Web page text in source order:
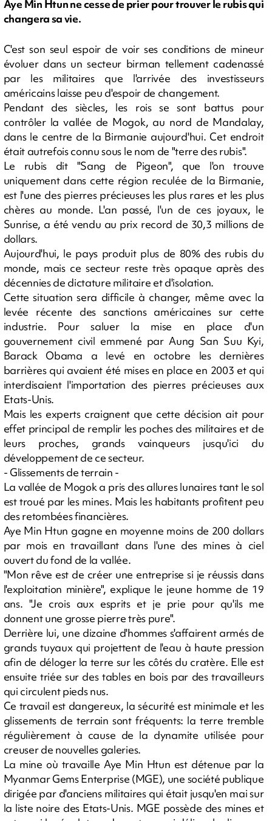
Aye Min Htun ne cesse de prier pour trouver le rubis qui
changera sa vie.
C'est son seul espoir de voir ses conditions de mineur
évoluer dans un secteur birman tellement cadenassé
par les militaires que l'arrivée des investisseurs
américains laisse peu d'espoir de changement.
Pendant des siècles, les rois se sont battus pour
contrôler la vallée de Mogok, au nord de Mandalay,
dans le centre de la Birmanie aujourd'hui. Cet endroit
était autrefois connu sous le nom de "terre des rubis".
Le rubis dit "Sang de Pigeon", que l'on trouve
uniquement dans cette région reculée de la Birmanie,
est l'une des pierres précieuses les plus rares et les plus
chères au monde. L'an passé, l'un de ces joyaux, le
Sunrise, a été vendu au prix record de 30,3 millions de
dollars.
Aujourd'hui, le pays produit plus de 80% des rubis du
monde, mais ce secteur reste très opaque après des
décennies de dictature militaire et d'isolation.
Cette situation sera difficile à changer, même avec la
levée récente des sanctions américaines sur cette
industrie. Pour saluer la mise en place d'un
gouvernement civil emmené par Aung San Suu Kyi,
Barack Obama a levé en octobre les dernières
barrières qui avaient été mises en place en 2003 et qui
interdisaient l'importation des pierres précieuses aux
Etats-Unis.
Mais les experts craignent que cette décision ait pour
effet principal de remplir les poches des militaires et de
leurs proches, grands vainqueurs jusqu'ici du
développement de ce secteur.
- Glissements de terrain -
La vallée de Mogok a pris des allures lunaires tant le sol
est troué par les mines. Mais les habitants profitent peu
des retombées financières.
Aye Min Htun gagne en moyenne moins de 200 dollars
par mois en travaillant dans l'une des mines à ciel
ouvert du fond de la vallée.
"Mon rêve est de créer une entreprise si je réussis dans
l'exploitation minière", explique le jeune homme de 19
ans. "Je crois aux esprits et je prie pour qu'ils me
donnent une grosse pierre très pure".
Derrière lui, une dizaine d'hommes s'affairent armés de
grands tuyaux qui projettent de l'eau à haute pression
afin de déloger la terre sur les côtés du cratère. Elle est
ensuite triée sur des tables en bois par des travailleurs
qui circulent pieds nus.
Ce travail est dangereux, la sécurité est minimale et les
glissements de terrain sont fréquents: la terre tremble
régulièrement à cause de la dynamite utilisée pour
creuser de nouvelles galeries.
La mine où travaille Aye Min Htun est détenue par la
Myanmar Gems Enterprise (MGE), une société publique
dirigée par d'anciens militaires qui était jusqu'en mai sur
la liste noire des Etats-Unis. MGE possède des mines et